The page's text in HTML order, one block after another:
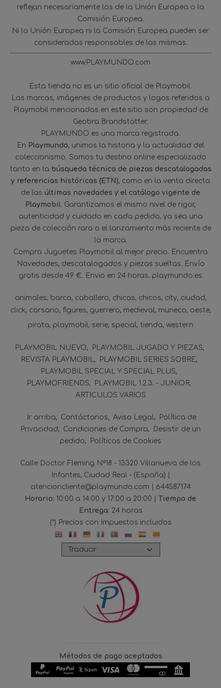
reflejan necesariamente los de la Unión Europea o la
Comisión Europea.
Ni la Unión Europea ni la Comisión Europea pueden ser
consideradas responsables de las mismas.
www.PLAYMUNDO.com
Esta tienda no es un sitio oficial de Playmobil.
Las marcas, imágenes de productos y logos referidos a
Playmobil mencionadas en este sitio son propiedad de
Geobra Brandstätter.
PLAYMUNDO es una marca registrada.
En Playmundo, unimos la historia y la actualidad del
coleccionismo. Somos tu destino online especializado
tanto en la búsqueda técnica de piezas descatalogadas
y referencias históricas (ETN), como en la venta directa
de las últimas novedades y el catálogo vigente de
Playmobil. Garantizamos el mismo nivel de rigor,
autenticidad y cuidado en cada pedido, ya sea una
pieza de colección rara o el lanzamiento más reciente de
la marca.
Compra Juguetes Playmobil al mejor precio. Encuentra
Novedades, descatalogados y piezas sueltas. Envío
gratis desde 49 €. Envio en 24 horas. playmundo.es
animales barco caballero chicas chicos city ciudad
click corsario figures guerrero medieval muneco oeste
pirata playmobil serie special tienda western
PLAYMOBIL NUEVO
PLAYMOBIL JUGADO Y PIEZAS
REVISTA PLAYMOBIL
PLAYMOBIL SERIES SOBRE
PLAYMOBIL SPECIAL Y SPECIAL PLUS
PLAYMOFRIENDS
PLAYMOBIL 1.2.3. - JUNIOR
ARTICULOS VARIOS
Ir arriba Contáctanos Aviso Legal
Política de
Privacidad
Condiciones de Compra
Desistir de un
pedido
Políticas de Cookies
Calle Doctor Fleming Nº18 - 13320 Villanueva de los
Infantes, Ciudad Real - (España) |
atencioncliente@playmundo.com | 644587174
Horario: 10:00 a 14:00 y 17:00 a 20:00 | Tiempo de
Entrega: 24 horas
(*) Precios con Impuestos incluidos
Métodos de pago aceptados